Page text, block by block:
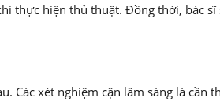
thực hiện thủ thuật. Đồng thời, bác sĩ
Các xét nghiệm cận lâm sàng là cần